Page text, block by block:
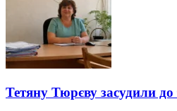
Тетяну Тюрєву засудили